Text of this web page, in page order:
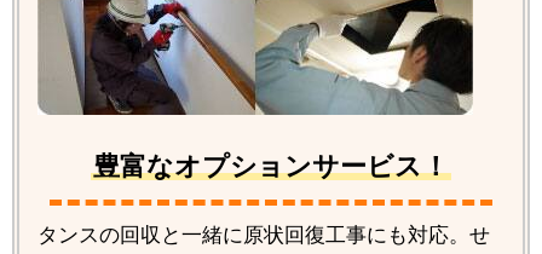
豊富なオプションサービス！
タンスの回収と一緒に原状回復工事にも対応。せ